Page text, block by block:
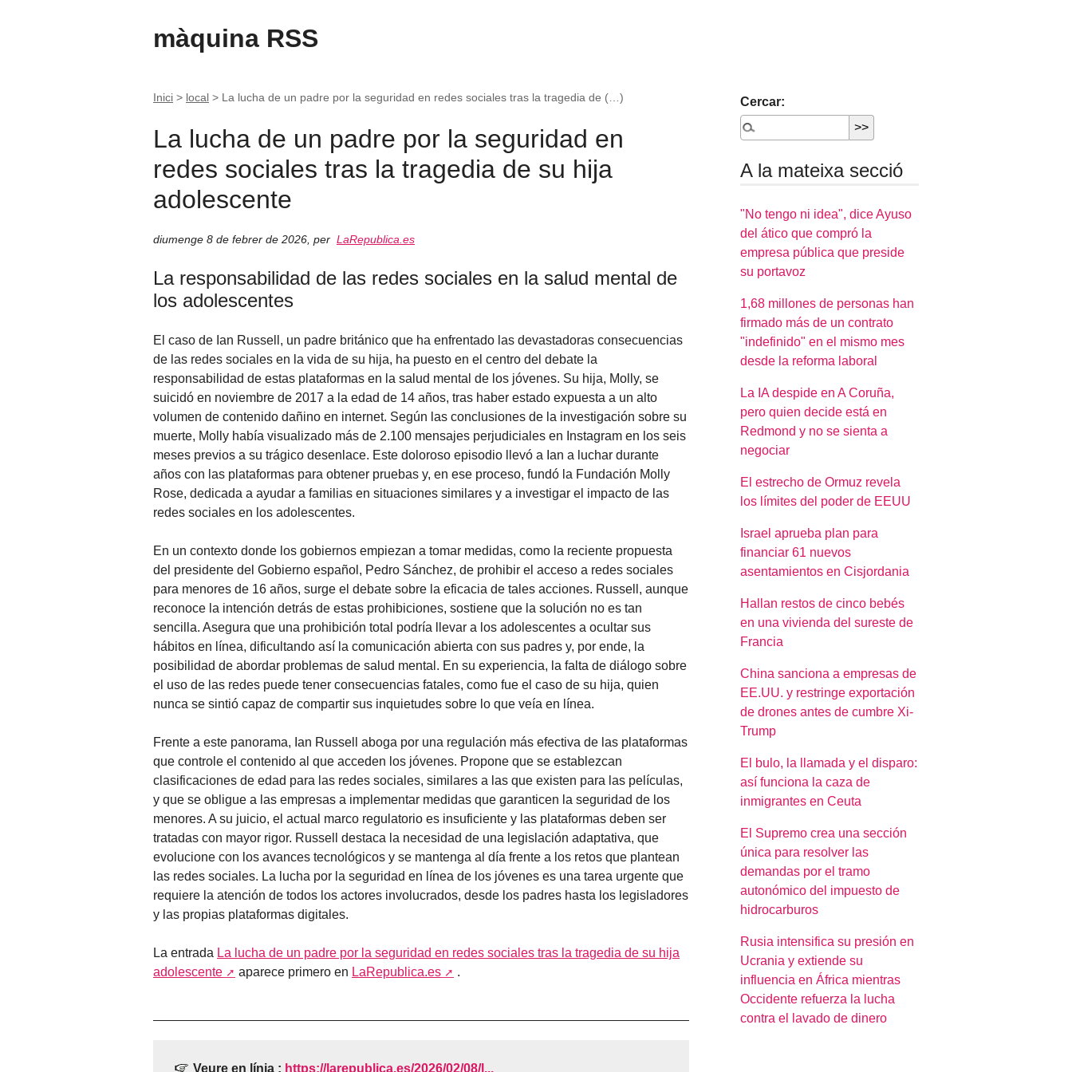
màquina RSS
Inici > local > La lucha de un padre por la seguridad en redes sociales tras la tragedia de (…)
La lucha de un padre por la seguridad en
redes sociales tras la tragedia de su hija
adolescente
diumenge 8 de febrer de 2026 per LaRepublica.es
La responsabilidad de las redes sociales en la salud mental de
los adolescentes
El caso de Ian Russell, un padre británico que ha enfrentado las devastadoras consecuencias
de las redes sociales en la vida de su hija, ha puesto en el centro del debate la
responsabilidad de estas plataformas en la salud mental de los jóvenes. Su hija, Molly, se
suicidó en noviembre de 2017 a la edad de 14 años, tras haber estado expuesta a un alto
volumen de contenido dañino en internet. Según las conclusiones de la investigación sobre su
muerte, Molly había visualizado más de 2.100 mensajes perjudiciales en Instagram en los seis
meses previos a su trágico desenlace. Este doloroso episodio llevó a Ian a luchar durante
años con las plataformas para obtener pruebas y, en ese proceso, fundó la Fundación Molly
Rose, dedicada a ayudar a familias en situaciones similares y a investigar el impacto de las
redes sociales en los adolescentes.
En un contexto donde los gobiernos empiezan a tomar medidas, como la reciente propuesta
del presidente del Gobierno español, Pedro Sánchez, de prohibir el acceso a redes sociales
para menores de 16 años, surge el debate sobre la eficacia de tales acciones. Russell, aunque
reconoce la intención detrás de estas prohibiciones, sostiene que la solución no es tan
sencilla. Asegura que una prohibición total podría llevar a los adolescentes a ocultar sus
hábitos en línea, dificultando así la comunicación abierta con sus padres y, por ende, la
posibilidad de abordar problemas de salud mental. En su experiencia, la falta de diálogo sobre
el uso de las redes puede tener consecuencias fatales, como fue el caso de su hija, quien
nunca se sintió capaz de compartir sus inquietudes sobre lo que veía en línea.
Frente a este panorama, Ian Russell aboga por una regulación más efectiva de las plataformas
que controle el contenido al que acceden los jóvenes. Propone que se establezcan
clasificaciones de edad para las redes sociales, similares a las que existen para las películas,
y que se obligue a las empresas a implementar medidas que garanticen la seguridad de los
menores. A su juicio, el actual marco regulatorio es insuficiente y las plataformas deben ser
tratadas con mayor rigor. Russell destaca la necesidad de una legislación adaptativa, que
evolucione con los avances tecnológicos y se mantenga al día frente a los retos que plantean
las redes sociales. La lucha por la seguridad en línea de los jóvenes es una tarea urgente que
requiere la atención de todos los actores involucrados, desde los padres hasta los legisladores
y las propias plataformas digitales.
La entrada La lucha de un padre por la seguridad en redes sociales tras la tragedia de su hija
adolescente
aparece primero en LaRepublica.es .
Veure en línia : https://larepublica.es/2026/02/08/l...
Cercar:
A la mateixa secció
"No tengo ni idea", dice Ayuso
del ático que compró la
empresa pública que preside
su portavoz
1,68 millones de personas han
firmado más de un contrato
"indefinido" en el mismo mes
desde la reforma laboral
La IA despide en A Coruña,
pero quien decide está en
Redmond y no se sienta a
negociar
El estrecho de Ormuz revela
los límites del poder de EEUU
Israel aprueba plan para
financiar 61 nuevos
asentamientos en Cisjordania
Hallan restos de cinco bebés
en una vivienda del sureste de
Francia
China sanciona a empresas de
EE.UU. y restringe exportación
de drones antes de cumbre Xi-
Trump
El bulo, la llamada y el disparo:
así funciona la caza de
inmigrantes en Ceuta
El Supremo crea una sección
única para resolver las
demandas por el tramo
autonómico del impuesto de
hidrocarburos
Rusia intensifica su presión en
Ucrania y extiende su
influencia en África mientras
Occidente refuerza la lucha
contra el lavado de dinero